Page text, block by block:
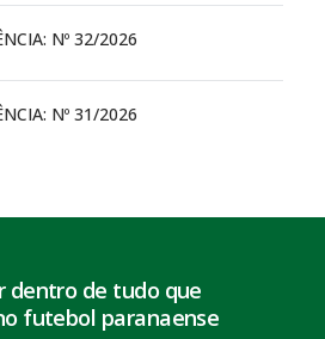
Nº 32/2026
Nº 31/2026
dentro de tudo que
futebol paranaense